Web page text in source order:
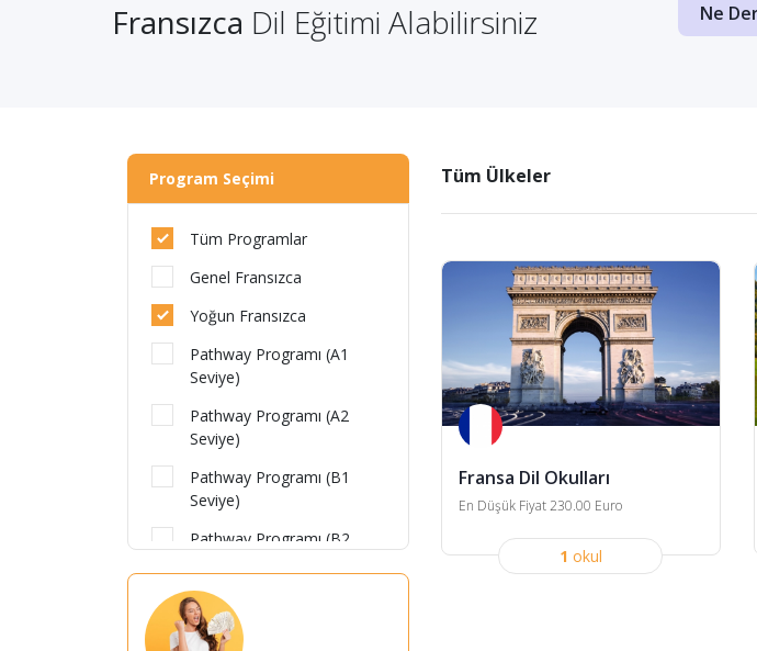
Fransızca Dil Eğitimi Alabilirsiniz
İngiltere
Ne
Program Seçimi
Tüm Programlar
Genel Fransızca
Yoğun Fransızca
Pathway Programı (A1
Seviye)
Pathway Programı (A2
Seviye)
Pathway Programı (B1
Seviye)
Pathway Programı (B2
Pathway Programı (C1
Seviye)
Tüm Ülkeler
Fransa Dil Okulları
En Düşük Fiyat 230.00 Euro
1 okul